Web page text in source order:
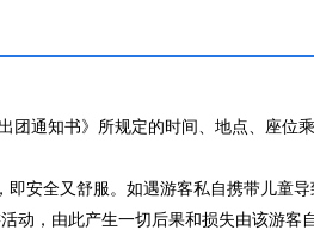
通知书》所规定的时间、地点、座位
安全又舒服。如遇游客私自携带儿童
动，由此产生一切后果和损失由该游客